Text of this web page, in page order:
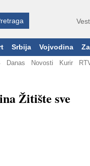
Srbija Vojvodina
Danas Novosti Kurir
Žitište sve